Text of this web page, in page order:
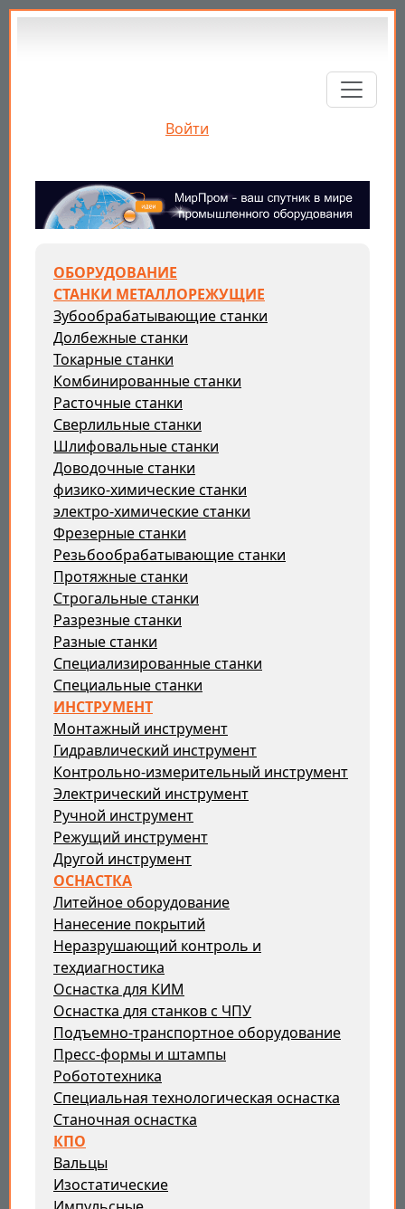
Перейти к основному содержанию
Войти
ОБОРУДОВАНИЕ
СТАНКИ МЕТАЛЛОРЕЖУЩИЕ
Зубообрабатывающие станки
Долбежные станки
Токарные станки
Комбинированные станки
Расточные станки
Сверлильные станки
Шлифовальные станки
Доводочные станки
физико-химические станки
электро-химические станки
Фрезерные станки
Резьбообрабатывающие станки
Протяжные станки
Строгальные станки
Разрезные станки
Разные станки
Специализированные станки
Специальные станки
ИНСТРУМЕНТ
Монтажный инструмент
Гидравлический инструмент
Контрольно-измерительный инструмент
Электрический инструмент
Ручной инструмент
Режущий инструмент
Другой инструмент
ОСНАСТКА
Литейное оборудование
Нанесение покрытий
Неразрушающий контроль и
техдиагностика
Оснастка для КИМ
Оснастка для станков с ЧПУ
Подъемно-транспортное оборудование
Пресс-формы и штампы
Робототехника
Специальная технологическая оснастка
Станочная оснастка
КПО
Вальцы
Изостатические